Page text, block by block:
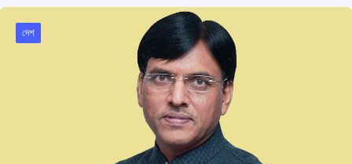
o
o
k
A
p
p
d
s
a
দেশ